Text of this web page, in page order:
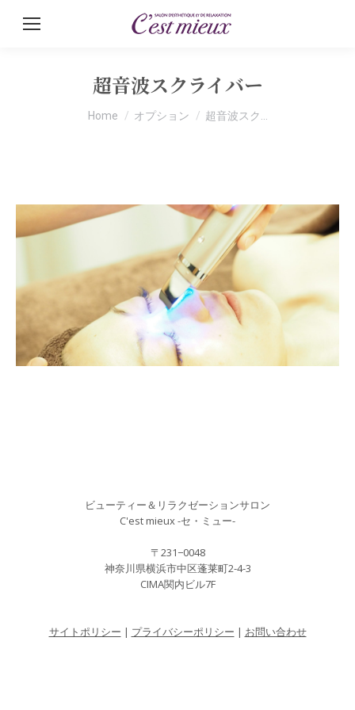
超音波スクライバー
You are here:
Home オプション 超音波スク…
ビューティー＆リラクゼーションサロン
C'est mieux -セ・ミュー-
〒231−0048
神奈川県横浜市中区蓬莱町2-4-3
CIMA関内ビル7F
サイトポリシー | プライバシーポリシー | お問い合わせ